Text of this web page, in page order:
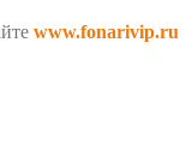
www.fonarivip.ru